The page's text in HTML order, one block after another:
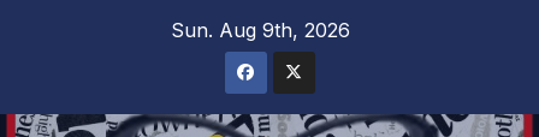
Sun. Aug 9th, 2026